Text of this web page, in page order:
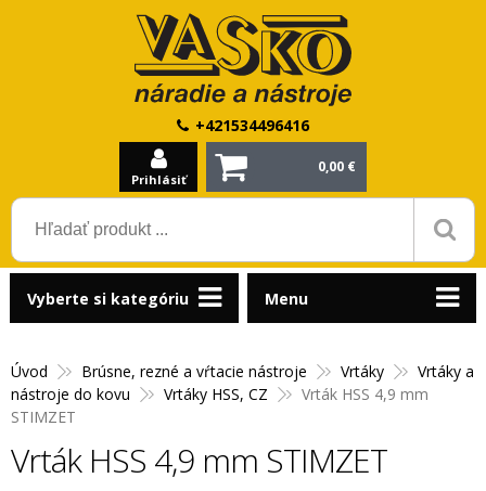
+421534496416
Prihlásiť
0,00 €
Úvod Brúsne, rezné a vŕtacie nástroje Vrtáky
Vrtáky a
nástroje do kovu
Vrtáky HSS, CZ
Vrták HSS 4,9 mm
STIMZET
Vrták HSS 4,9 mm STIMZET
Vyberte si kategóriu Menu